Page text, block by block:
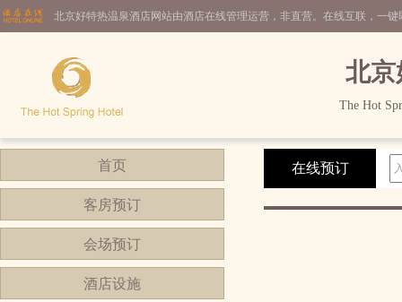
北京好特热温泉酒店网站由酒店在线管理运营，非直营。在线互联，一
北京
The Hot
首页
客房预订
会场预订
酒店设施
在线预订